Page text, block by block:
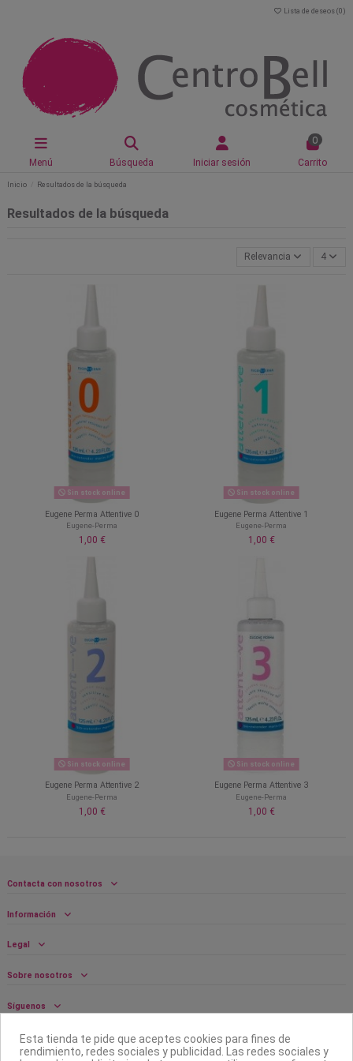
Lista de deseos (0 )
Menú Búsqueda Iniciar sesión
0
Carrito
Inicio Resultados de la búsqueda
Resultados de la búsqueda
Relevancia 4
Sin stock online
Eugene Perma Attentive 0
Eugene-Perma
1,00 €
Sin stock online
Eugene Perma Attentive 1
Eugene-Perma
1,00 €
Sin stock online
Eugene Perma Attentive 2
Eugene-Perma
1,00 €
Sin stock online
Eugene Perma Attentive 3
Eugene-Perma
1,00 €
Contacta con nosotros
Información
Legal
Sobre nosotros
Síguenos
Boletín
Esta tienda te pide que aceptes cookies para fines de
rendimiento, redes sociales y publicidad. Las redes sociales y